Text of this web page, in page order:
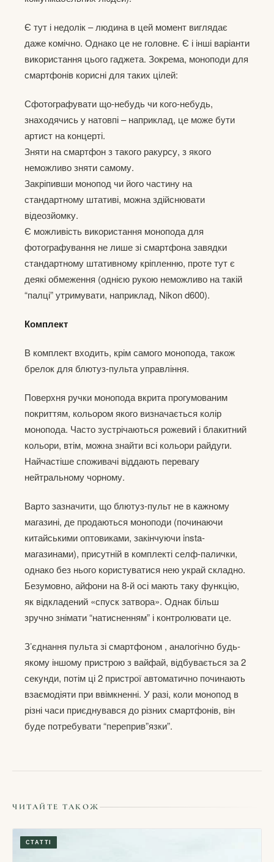
Є тут і недолік – людина в цей момент виглядає
даже комічно. Однако це не головне. Є і інші варіанти
використання цього гаджета. Зокрема, моноподи для
смартфонів корисні для таких цілей:
Сфотографувати що-небудь чи кого-небудь,
знаходячись у натовпі – наприклад, це може бути
артист на концерті.
Зняти на смартфон з такого ракурсу, з якого
неможливо зняти самому.
Закріпивши монопод чи його частину на
стандартному штативі, можна здійснювати
відеозйомку.
Є можливість використання монопода для
фотографування не лише зі смартфона завядки
стандартному штативному кріпленню, проте тут є
деякі обмеження (однією рукою неможливо на такій
“палці” утримувати, наприклад, Nikon d600).
Комплект
В комплект входить, крім самого монопода, також
брелок для блютуз-пульта управління.
Поверхня ручки монопода вкрита прогумованим
покриттям, кольором якого визначається колір
монопода. Часто зустрічаються рожевий і блакитний
кольори, втім, можна знайти всі кольори райдуги.
Найчастіше споживачі віддають перевагу
нейтральному чорному.
Варто зазначити, що блютуз-пульт не в кажному
магазині, де продаються моноподи (починаючи
китайськими оптовиками, закінчуючи insta-
магазинами), присутній в комплекті селф-палички,
однако без нього користуватися нею украй складно.
Безумовно, айфони на 8-й осі мають таку функцію,
як відкладений «спуск затвора». Однак більш
зручно знімати “натисненням” і контролювати це.
Зʼєднання пульта зі смартфоном , аналогічно будь-
якому іншому пристрою з вайфай, відбувається за 2
секунди, потім ці 2 пристрої автоматично починають
взаємодіяти при ввімкненні. У разі, коли монопод в
різні часи приєднувався до різних смартфонів, він
буде потребувати “переприв”язки”.
ЧИТАЙТЕ ТАКОЖ
СТАТТІ